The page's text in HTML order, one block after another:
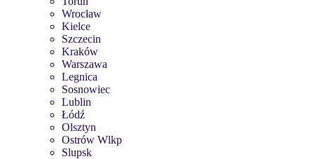
Wrocław
Kielce
Szczecin
Kraków
Warszawa
Legnica
Sosnowiec
Lublin
Łódź
Olsztyn
Ostrów Wlkp
Slupsk